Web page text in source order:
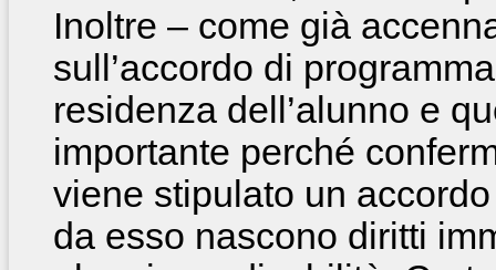
Inoltre – come già
sull’accordo di
residenza dell’alunno e
importante perché
viene stipulato un
da esso nascono diritti